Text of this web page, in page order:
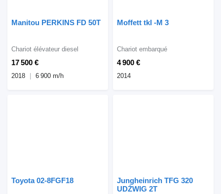
Manitou PERKINS FD 50T
17 500 €
Chariot élévateur diesel
2018 6 900 m/h
Moffett tkl -M 3
4 900 €
Chariot embarqué
2014
Toyota 02-8FGF18
Jungheinrich TFG 320
UDŻWIG 2T